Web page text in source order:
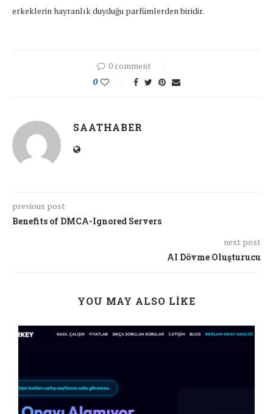
erkeklerin hayranlık duyduğu parfümlerden biridir.
0 comment
0
SAATHABER
previous post
Benefits of DMCA-Ignored Servers
next post
AI Dövme Oluşturucu
YOU MAY ALSO LIKE